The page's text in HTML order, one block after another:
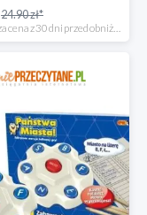
24.90 zł*